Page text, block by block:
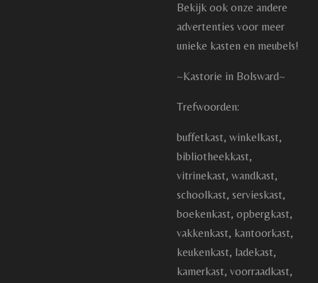
Bekijk ook onze andere
advertenties voor meer
unieke kasten en meubels!
~Kastorie in Bolsward~
Trefwoorden:
buffetkast, winkelkast,
bibliotheekkast,
vitrinekast, wandkast,
schoolkast, servieskast,
boekenkast, opbergkast,
vakkenkast, kantoorkast,
keukenkast, ladekast,
kamerkast, voorraadkast,